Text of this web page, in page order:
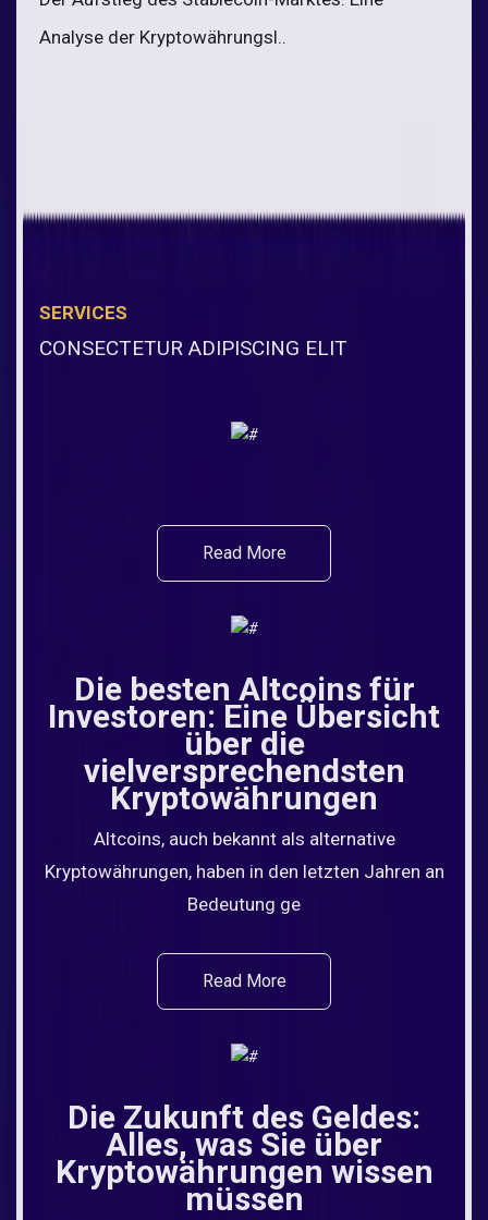
Analyse der Kryptowährungsl..
SERVICES
CONSECTETUR ADIPISCING ELIT
Read More
Die besten Altcoins für
Investoren: Eine Übersicht
über die
vielversprechendsten
Kryptowährungen
Altcoins, auch bekannt als alternative
Kryptowährungen, haben in den letzten Jahren an
Bedeutung ge
Read More
Die Zukunft des Geldes:
Alles, was Sie über
Kryptowährungen wissen
müssen